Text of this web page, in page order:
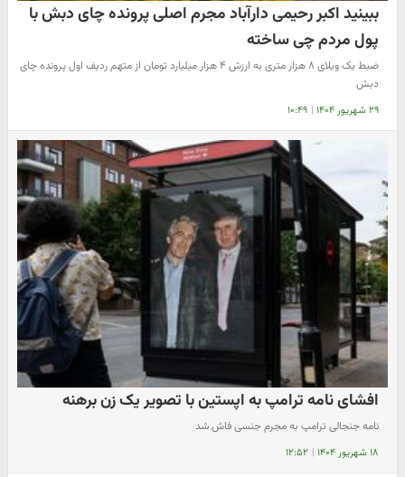
ببینید اکبر رحیمی دارآباد مجرم اصلی پرونده چای دبش با
پول مردم چی ساخته
ضبط یک ویلای ۸ هزار متری به ارزش ۴ هزار میلیارد تومان از متهم ردیف اول پرونده چای
دبش
۲۹ شهریور ۱۴۰۴ | ۱۰:۴۹
افشای نامه ترامپ به اپستین با تصویر یک زن برهنه
نامه جنجالی ترامپ به مجرم جنسی فاش شد
۱۸ شهریور ۱۴۰۴ | ۱۲:۵۲